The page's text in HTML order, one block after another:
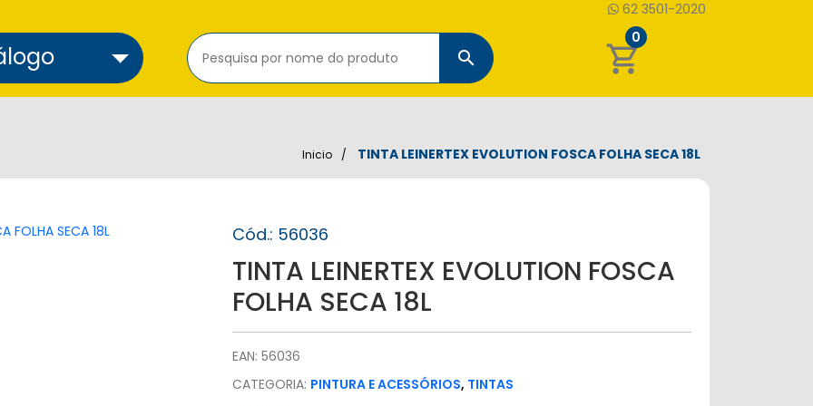
62 3501-2020
search shopping_cart
0
Inicio TINTA LEINERTEX EVOLUTION FOSCA FOLHA SECA 18L
Cód.: 56036
TINTA LEINERTEX EVOLUTION FOSCA
FOLHA SECA 18L
EAN: 56036
CATEGORIA: PINTURA E ACESSÓRIOS, TINTAS